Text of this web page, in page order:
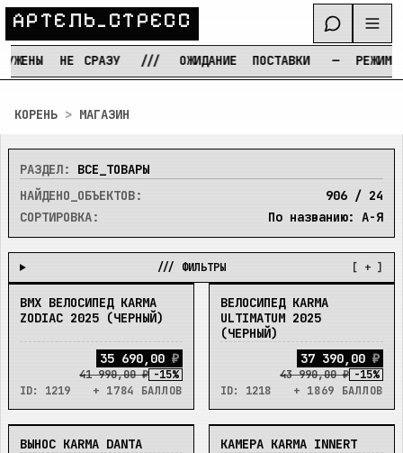
АРТЕЛЬ_СТРЕСС
НЕ СРАЗУ /// ОЖИДАНИЕ ПОСТАВКИ РЕЖИМ
КОРЕНЬ > МАГАЗИН
РАЗДЕЛ:
ВСЕ_ТОВАРЫ
НАЙДЕНО_ОБЪЕКТОВ:
906 / 24
СОРТИРОВКА:
По названию: А-Я
/// ФИЛЬТРЫ [ + ]
В_НАЛИЧИИ
BMX ВЕЛОСИПЕД KARMA
ZODIAC 2025 (ЧЕРНЫЙ)
ID: 1219
35 690,00 ₽
41 990,00 ₽ -15%
+ 1784 БАЛЛОВ
В_НАЛИЧИИ
ВЕЛОСИПЕД KARMA
ULTIMATUM 2025
(ЧЕРНЫЙ)
ID: 1218
37 390,00 ₽
43 990,00 ₽ -15%
+ 1869 БАЛЛОВ
В_НАЛИЧИИ
ВЫНОС KARMA DANTA В_НАЛИЧИИ
КАМЕРА KARMA INNERT